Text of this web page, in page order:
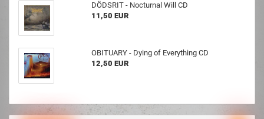
DÖDSRIT - Nocturnal Will CD
11,50 EUR
OBITUARY - Dying of Everything CD
12,50 EUR